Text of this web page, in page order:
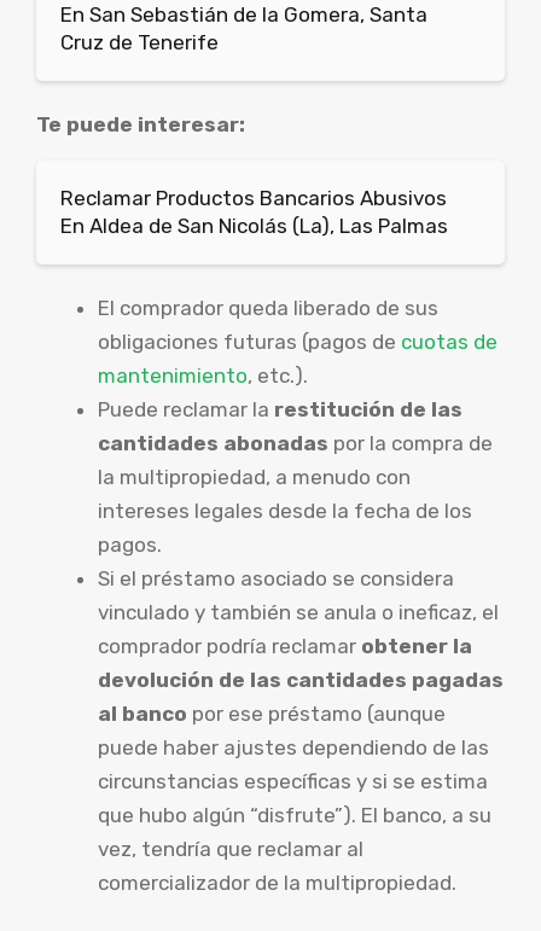
En San Sebastián de la Gomera, Santa
Cruz de Tenerife
Te puede interesar:
Reclamar Productos Bancarios Abusivos
En Aldea de San Nicolás (La), Las Palmas
El comprador queda liberado de sus
obligaciones futuras (pagos de cuotas de
mantenimiento, etc.).
Puede reclamar la restitución de las
cantidades abonadas por la compra de
la multipropiedad, a menudo con
intereses legales desde la fecha de los
pagos.
Si el préstamo asociado se considera
vinculado y también se anula o ineficaz, el
comprador podría reclamar obtener la
devolución de las cantidades pagadas
al banco por ese préstamo (aunque
puede haber ajustes dependiendo de las
circunstancias específicas y si se estima
que hubo algún “disfrute”). El banco, a su
vez, tendría que reclamar al
comercializador de la multipropiedad.